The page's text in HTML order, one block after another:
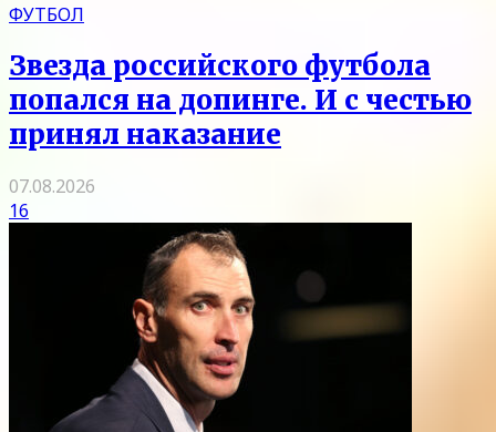
ФУТБОЛ
Звезда российского футбола
попался на допинге. И с честью
принял наказание
07.08.2026
16